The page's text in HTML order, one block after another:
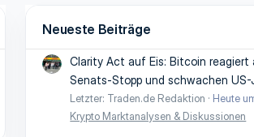
Neueste Beiträge
Clarity Act auf Eis: Bitcoin reagiert
Senats-Stopp und schwachen US-
Letzter: Traden.de Redaktion
Heute
Krypto Marktanalysen & Diskussionen